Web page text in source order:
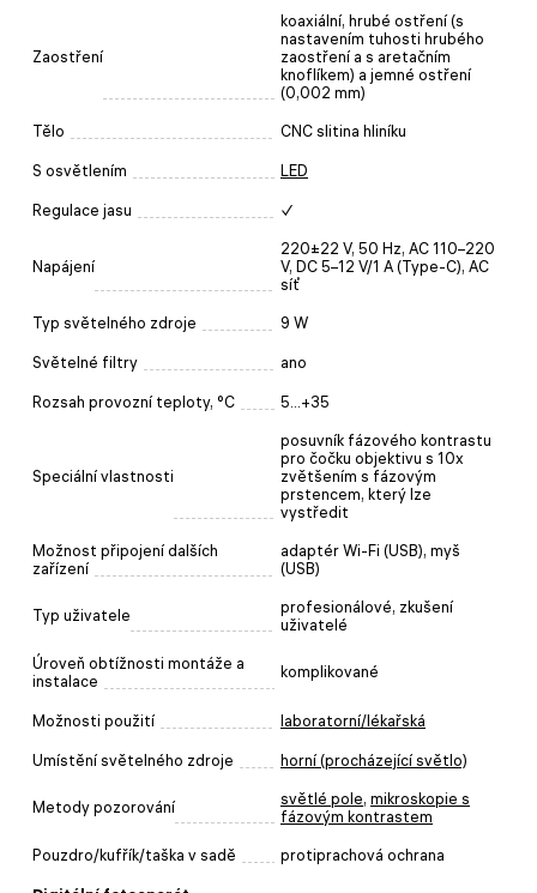
Zaostření
koaxiální, hrubé ostření (s
nastavením tuhosti hrubého
zaostření a s aretačním
knoflíkem) a jemné ostření
(0,002 mm)
Tělo CNC slitina hliníku
S osvětlením LED
Regulace jasu ✓
Napájení
220±22 V, 50 Hz, AC 110–220
V, DC 5–12 V/1 A (Type-C), AC
síť
Typ světelného zdroje 9 W
Světelné filtry ano
Rozsah provozní teploty, °C 5...+35
Speciální vlastnosti
posuvník fázového kontrastu
pro čočku objektivu s 10x
zvětšením s fázovým
prstencem, který lze
vystředit
Možnost připojení dalších
zařízení
adaptér Wi-Fi (USB), myš
(USB)
Typ uživatele
profesionálové, zkušení
uživatelé
Úroveň obtížnosti montáže a
instalace
komplikované
Možnosti použití laboratorní/lékařská
Umístění světelného zdroje horní (procházející světlo)
Metody pozorování světlé pole, mikroskopie s
fázovým kontrastem
Pouzdro/kufřík/taška v sadě protiprachová ochrana